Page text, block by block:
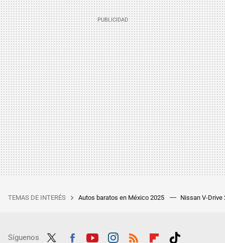
TEMAS DE INTERÉS Autos baratos en México 2025 Nissan V-Drive
Síguenos